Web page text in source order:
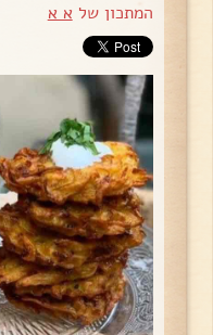
המתכון של א א